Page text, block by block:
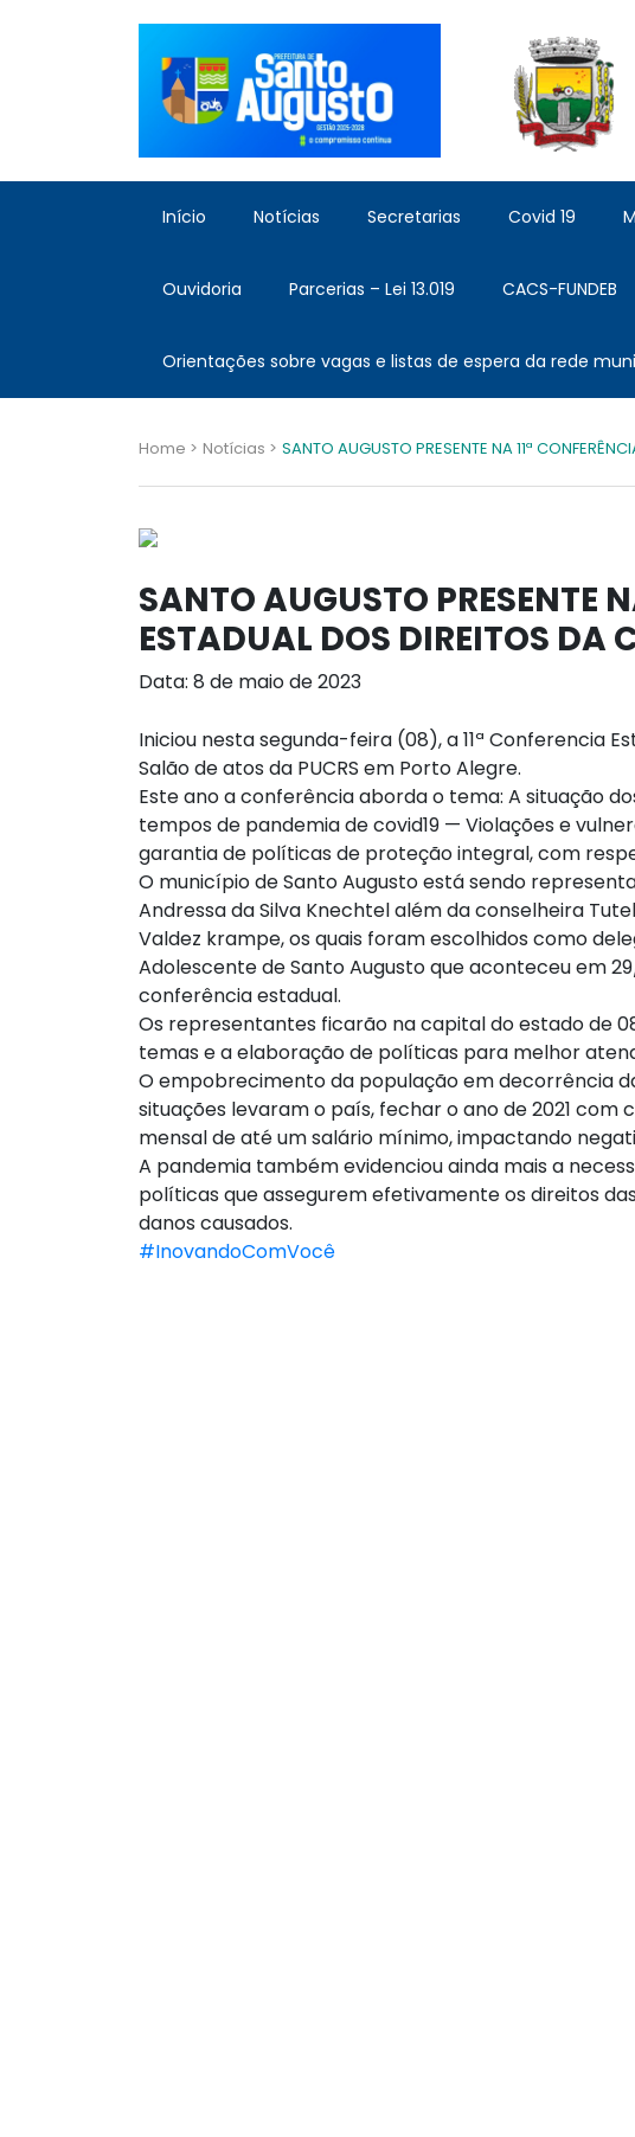
Início Notícias Secretarias Covid 19
Ouvidoria Parcerias – Lei 13.019 CACS-FUNDEB
Orientações sobre vagas e listas de espera da rede
Home > Notícias > SANTO AUGUSTO PRESENTE NA 11ª
SANTO AUGUSTO PRESENTE
ESTADUAL DOS DIREITOS DA
Data: 8 de maio de 2023
Iniciou nesta segunda-feira (08), a 11ª Conferencia
Salão de atos da PUCRS em Porto Alegre.
Este ano a conferência aborda o tema: A situação
tempos de pandemia de covid19 — Violações e
garantia de políticas de proteção integral, com
O município de Santo Augusto está sendo
Andressa da Silva Knechtel além da conselheira
Valdez krampe, os quais foram escolhidos como
Adolescente de Santo Augusto que aconteceu em
conferência estadual.
Os representantes ficarão na capital do estado de
temas e a elaboração de políticas para melhor
O empobrecimento da população em decorrência
situações levaram o país, fechar o ano de 2021
mensal de até um salário mínimo, impactando
A pandemia também evidenciou ainda mais a
políticas que assegurem efetivamente os direitos
danos causados.
#InovandoComVocê